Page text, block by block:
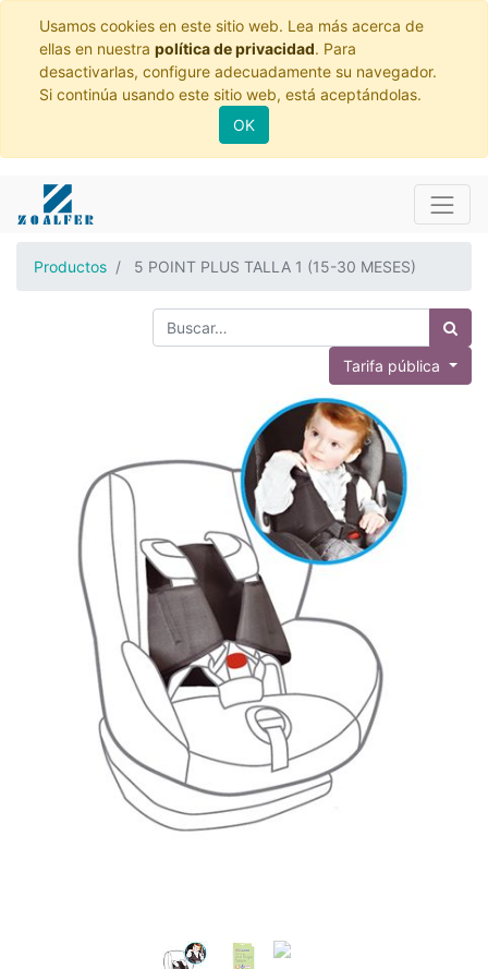
Usamos cookies en este sitio web. Lea más acerca de
ellas en nuestra política de privacidad. Para
desactivarlas, configure adecuadamente su navegador.
Si continúa usando este sitio web, está aceptándolas.
OK
Productos 5 POINT PLUS TALLA 1 (15-30 MESES)
Tarifa pública